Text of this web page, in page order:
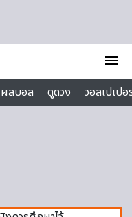
menu
ผลบอล ดูดวง
วอลเปเป